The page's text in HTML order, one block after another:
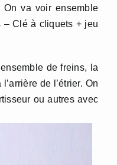
On va voir ensemble
– Clé à cliquets + jeu
de freins, la
de l’étrier. On
ou autres avec